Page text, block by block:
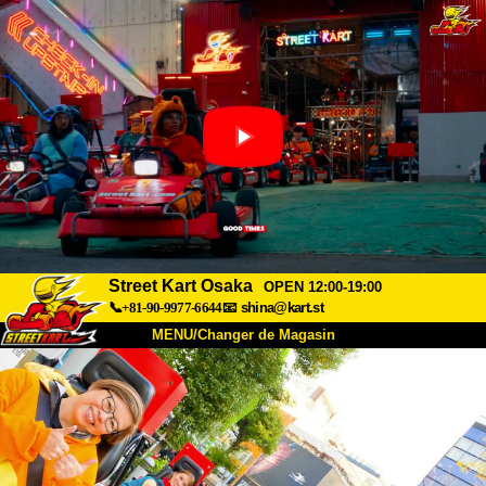
Street Kart Osaka
OPEN 12:00-19:00
📞+81-90-9977-6644📧 shina@kart.st
MENU/Changer de Magasin
ACCUEIL
À Propos Caractéristiques
Accès Avis